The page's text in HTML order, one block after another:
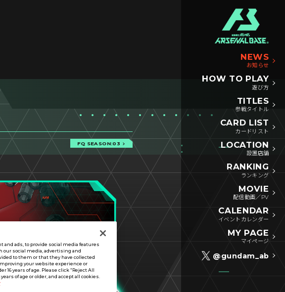
NEWS
お知らせ
HOW TO PLAY
遊び方
TITLES
参戦タイトル
CARD LIST
カードリスト
LOCATION
設置店舗
RANKING
ランキング
MOVIE
配信動画／PV
CALENDAR
イベントカレンダー
MY PAGE
マイページ
@gundam_ab
FQ SEASON:03
and ads, to provide social media features
our social media, advertising and
to them or that they have collected
your website experience or
years of age. Please click “Reject All
of age or older, and accept all cookies.